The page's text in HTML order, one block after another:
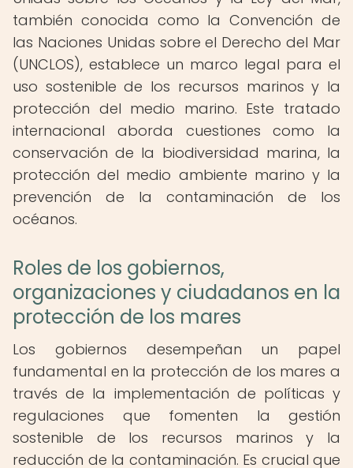
también conocida como la Convención de
las Naciones Unidas sobre el Derecho del Mar
(UNCLOS), establece un marco legal para el
uso sostenible de los recursos marinos y la
protección del medio marino. Este tratado
internacional aborda cuestiones como la
conservación de la biodiversidad marina, la
protección del medio ambiente marino y la
prevención de la contaminación de los
océanos.
Roles de los gobiernos,
organizaciones y ciudadanos en la
protección de los mares
Los gobiernos desempeñan un papel
fundamental en la protección de los mares a
través de la implementación de políticas y
regulaciones que fomenten la gestión
sostenible de los recursos marinos y la
reducción de la contaminación. Es crucial que